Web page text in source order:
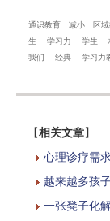
通识教育 减小 区
生
学习力 学生
我们
经典 学习力
【相关文章】
心理诊疗需
越来越多孩
一张凳子化